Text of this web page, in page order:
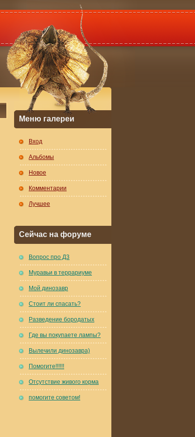
Меню галереи
Вход
Альбомы
Новое
Комментарии
Лучшее
Сейчас на форуме
Вопрос про Д3
Муравьи в террариуме
Мой динозавр
Стоит ли спасать?
Разведение бородатых
Где вы покупаете лампы?
Вылечили динозавра)
Помогите!!!!!!
Отсутствие живого корма
помогите советом!